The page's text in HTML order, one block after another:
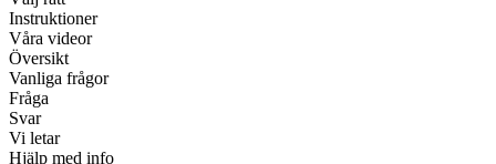
Instruktioner
Våra videor
Översikt
Vanliga frågor
Fråga
Svar
Vi letar
Hjälp med info